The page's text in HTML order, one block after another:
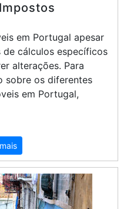
em Portugal apesar
de cálculos específicos
alterações. Para
sobre os diferentes
em Portugal,